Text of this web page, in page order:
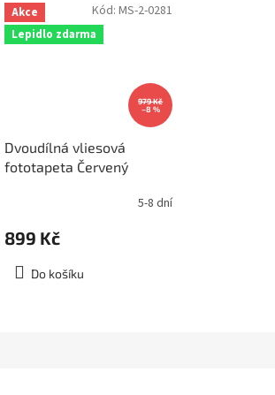
Akce
Lepidlo zdarma
979 Kč
–8 %
Dvoudílná vliesová
fototapeta Červený
150x250cm, MS-2-02815-8 dní
899 Kč
Do košíku
Kód:MS-2-0281